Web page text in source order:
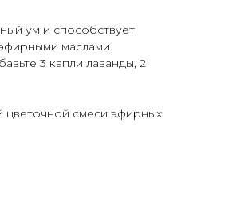
ум и способствует
маслами.
3 капли лаванды, 2
цветочной смеси эфирных